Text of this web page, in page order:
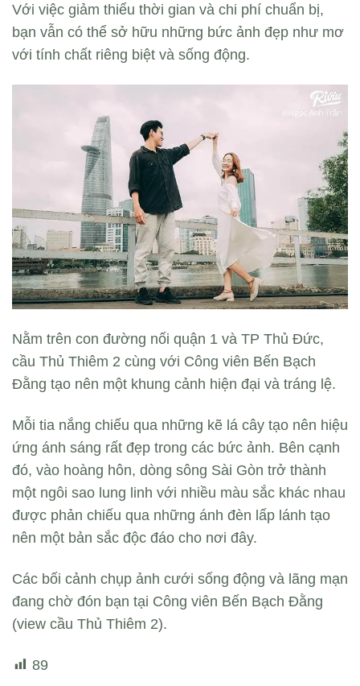
Với việc giảm thiểu thời gian và chi phí chuẩn bị,
bạn vẫn có thể sở hữu những bức ảnh đẹp như mơ
với tính chất riêng biệt và sống động.
Nằm trên con đường nối quận 1 và TP Thủ Đức,
cầu Thủ Thiêm 2 cùng với Công viên Bến Bạch
Đằng tạo nên một khung cảnh hiện đại và tráng lệ.
Mỗi tia nắng chiếu qua những kẽ lá cây tạo nên hiệu
ứng ánh sáng rất đẹp trong các bức ảnh. Bên cạnh
đó, vào hoàng hôn, dòng sông Sài Gòn trở thành
một ngôi sao lung linh với nhiều màu sắc khác nhau
được phản chiếu qua những ánh đèn lấp lánh tạo
nên một bản sắc độc đáo cho nơi đây.
Các bối cảnh chụp ảnh cưới sống động và lãng mạn
đang chờ đón bạn tại Công viên Bến Bạch Đằng
(view cầu Thủ Thiêm 2).
89